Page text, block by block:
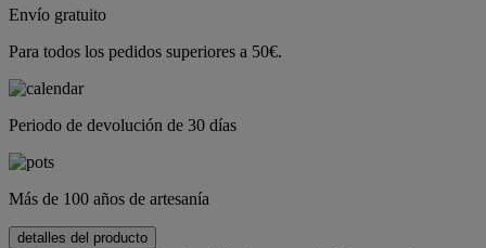
Envío gratuito
Para todos los pedidos superiores a 50€.
Periodo de devolución de 30 días
Más de 100 años de artesanía
detalles del producto